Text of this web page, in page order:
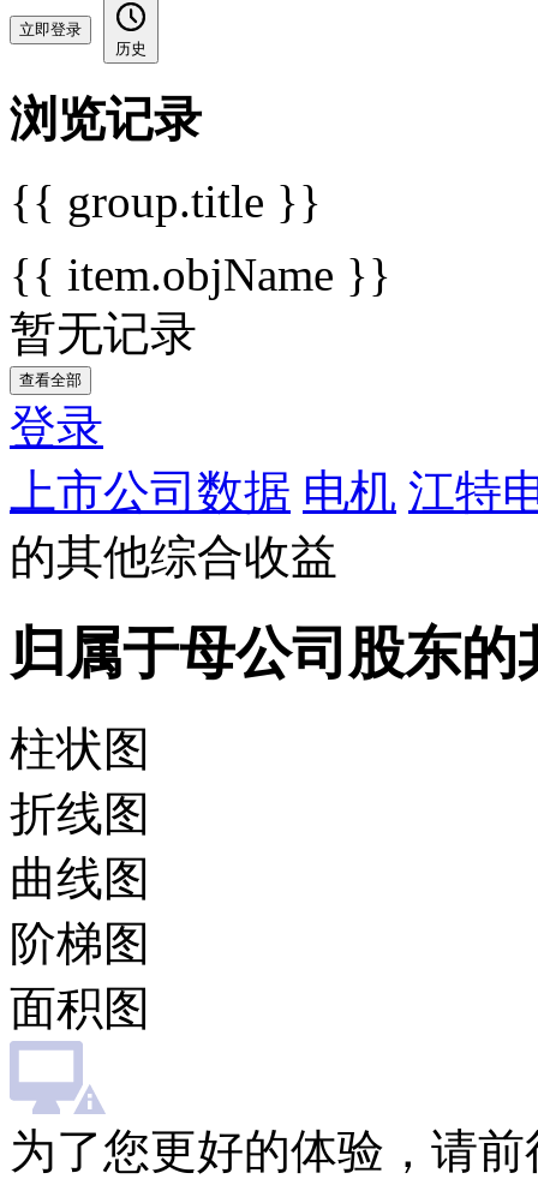
立即登录
历史
浏览记录
{{ group.title }}
{{ item.objName }}
暂无记录
查看全部
登录
上市公司数据 电机 江特
的其他综合收益
归属于母公司股东
柱状图
折线图
曲线图
阶梯图
面积图
为了您更好的体验，请